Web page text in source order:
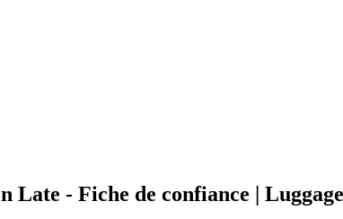
- Fiche de confiance |